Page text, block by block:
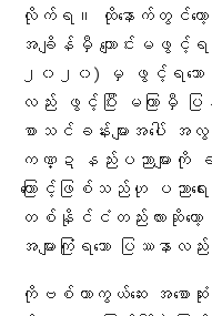
လိုက်ရ။ ထိုနောက်တွင်တေ
အချိန်မှီ ကျောင်း
၂၀၂၀) မှ ဖွင့်ရသော အ
လည်း ဖွင့်ပြီး မကြာမှီ
စာသင်ခန်းများအပေ
ကဏ္ဍ နည်းပညာများ
ကြောင့် ဖြစ်သည်ဟု ပညာရ
တစ်နိုင်ငံတည်းလားဆိုတ
အများကြုံရသော ပြဿနာ
ကိုဗစ်ကာကွယ်ဆေး အစော